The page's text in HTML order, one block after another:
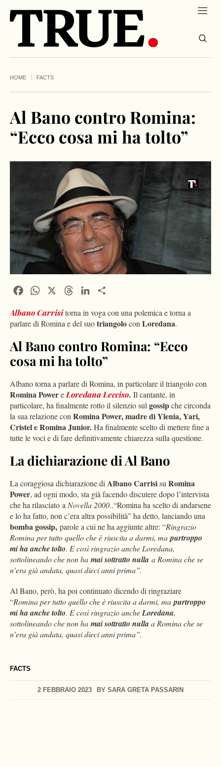
HOME FACTS
FACTS
Al Bano contro Romina:
“Ecco cosa mi ha tolto”
2 FEBBRAIO 2023 BY SARA GRETA PASSARIN
FacebookWhatsApp ThreadsLinkedIn
Albano Carrisitorna in voga con una polemica e torna a
parlare di Romina e del suotriangoloconLoredana.
Al Bano contro Romina: “Ecco
cosa mi ha tolto”
Albano torna a parlare di Romina, in particolare il triangolo con
Romina PowereLoredana Lecciso. Il cantante, in
particolare, ha finalmente rotto il silenzio sulgossipche circonda
la sua relazione conRomina Power, madre di Ylenia, Yari,
Cristel e Romina Junior.Ha finalmente scelto di mettere fine a
tutte le voci e di fare definitivamente chiarezza sulla questione.
La dichiarazione di Al Bano
La coraggiosa dichiarazione diAlbano CarrisisuRomina
Power, ad ogni modo, sta già facendo discutere dopo l’intervista
che ha rilasciato aNovella 2000..“Romina ha scelto di andarsene
e lo ha fatto, non c’era altra possibilità” ha detto, lanciando una
bomba gossip, parole a cui ne ha aggiunte altre: “Ringrazio
Romina per tutto quello che è riuscita a darmi, mapurtroppo
mi ha anche tolto. E così ringrazio anche Loredana,
sottolineando che non ha mai sottratto nulla a Romina che se
n’era già andata, quasi dieci anni prima”.
Al Bano, però, ha poi continuato dicendo di ringraziare
“Romina per tutto quello che è riuscita a darmi, mapurtroppo
mi ha anche tolto. E così ringrazio ancheLoredana,
sottolineando che non ha mai sottratto nullaa Romina che se
n’era già andata, quasi dieci anni prima”.